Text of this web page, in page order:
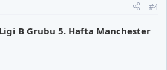
#4
B Grubu 5. Hafta Manchester